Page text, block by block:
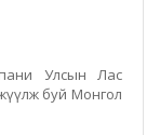
Улсын Лас
буй Монгол